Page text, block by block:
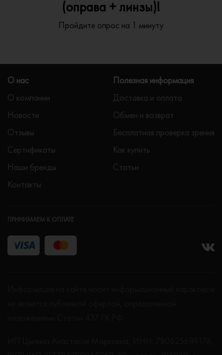
(оправа + линзы)!
Пройдите опрос на 1 минуту
О нас
О компании
Новости
Отзывы
Сертификаты
Наши бренды
Контакты
Полезная информация
Доставка и оплата
Обмен и возврат
Бесплатная проверка зрения
Как купить
Статьи
ПРИНИМАЕМ К ОПЛАТЕ